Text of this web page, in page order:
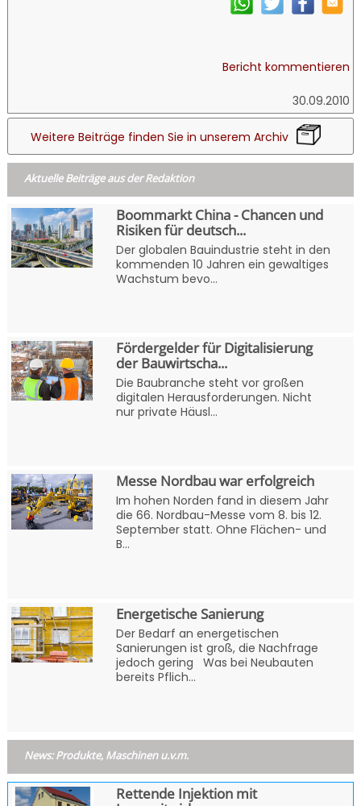
Bericht kommentieren
30.09.2010
Weitere Beiträge finden Sie in unserem Archiv
Aktuelle Beiträge aus der Redaktion
Boommarkt China - Chancen und
Risiken für deutsch...
Der globalen Bauindustrie steht in den
kommenden 10 Jahren ein gewaltiges
Wachstum bevo...
Fördergelder für Digitalisierung
der Bauwirtscha...
Die Baubranche steht vor großen
digitalen Herausforderungen. Nicht
nur private Häusl...
Messe Nordbau war erfolgreich
Im hohen Norden fand in diesem Jahr
die 66. Nordbau-Messe vom 8. bis 12.
September statt. Ohne Flächen- und
B...
Energetische Sanierung
Der Bedarf an energetischen
Sanierungen ist groß, die Nachfrage
jedoch gering Was bei Neubauten
bereits Pflich...
News: Produkte, Maschinen u.v.m.
Rettende Injektion mit